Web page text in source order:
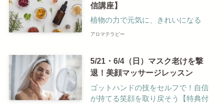
信講座】
植物の力で元気に、きれいになる
アロマテラピー
5/21・6/4（日）マスク老けを撃
退！美顔マッサージレッスン
ゴットハンドの技をセルフで！自信
が持てる笑顔を取り戻そう【特典付